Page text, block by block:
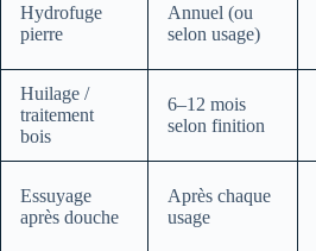
Hydrofuge
pierre
Annuel (ou
selon usage)
Huilage /
traitement
bois
6–12 mois
selon finition
Essuyage
après douche
Après chaque
usage